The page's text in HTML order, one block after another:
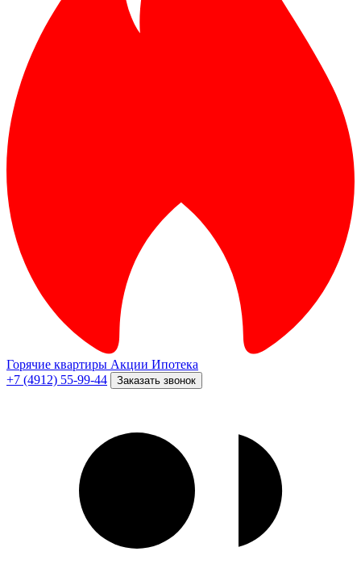
Горячие квартиры Акции Ипотека
+7 (4912) 55-99-44
Заказать звонок